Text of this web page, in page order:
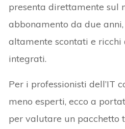
presenta direttamente sul
abbonamento da due
altamente scontati e ricchi
integrati.
Per i professionisti dell’IT
meno esperti, ecco a
per valutare un pacchetto